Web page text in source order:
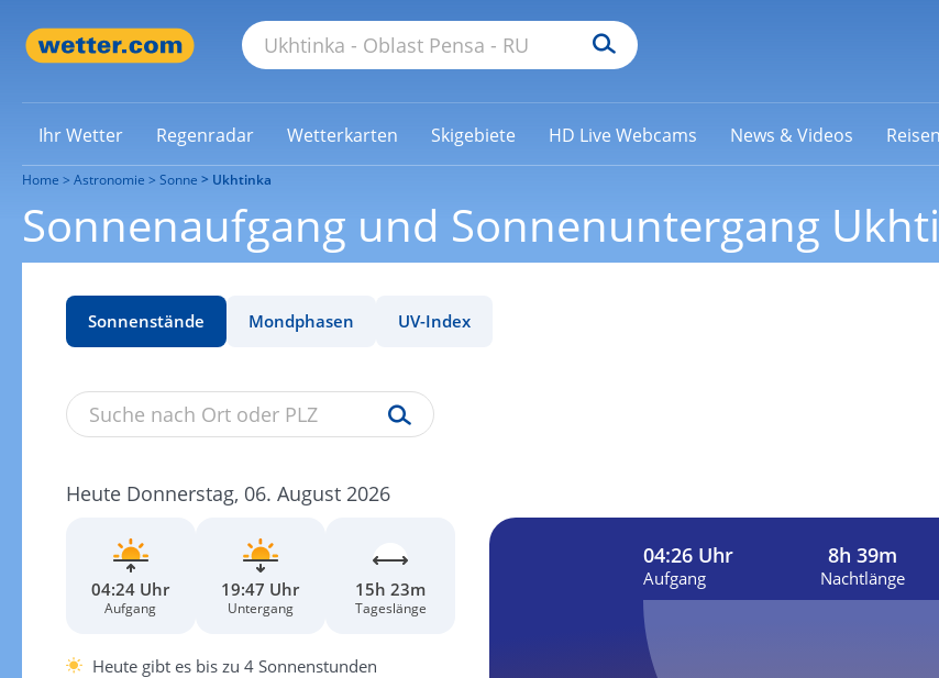
Ihr Wetter Regenradar Wetterkarten Skigebiete HD Live Webcams News & Videos
Home Astronomie Sonne Ukhtinka
Sonnenaufgang und Sonnenuntergang
Sonnenstände Mondphasen UV-Index
Heute Donnerstag, 06. August 2026
04:24 Uhr
Aufgang
19:47 Uhr
Untergang
15h 23m
Tageslänge
Heute gibt es bis zu 4 Sonnenstunden
04:26 Uhr
Aufgang
8h 39m
Nachtlänge